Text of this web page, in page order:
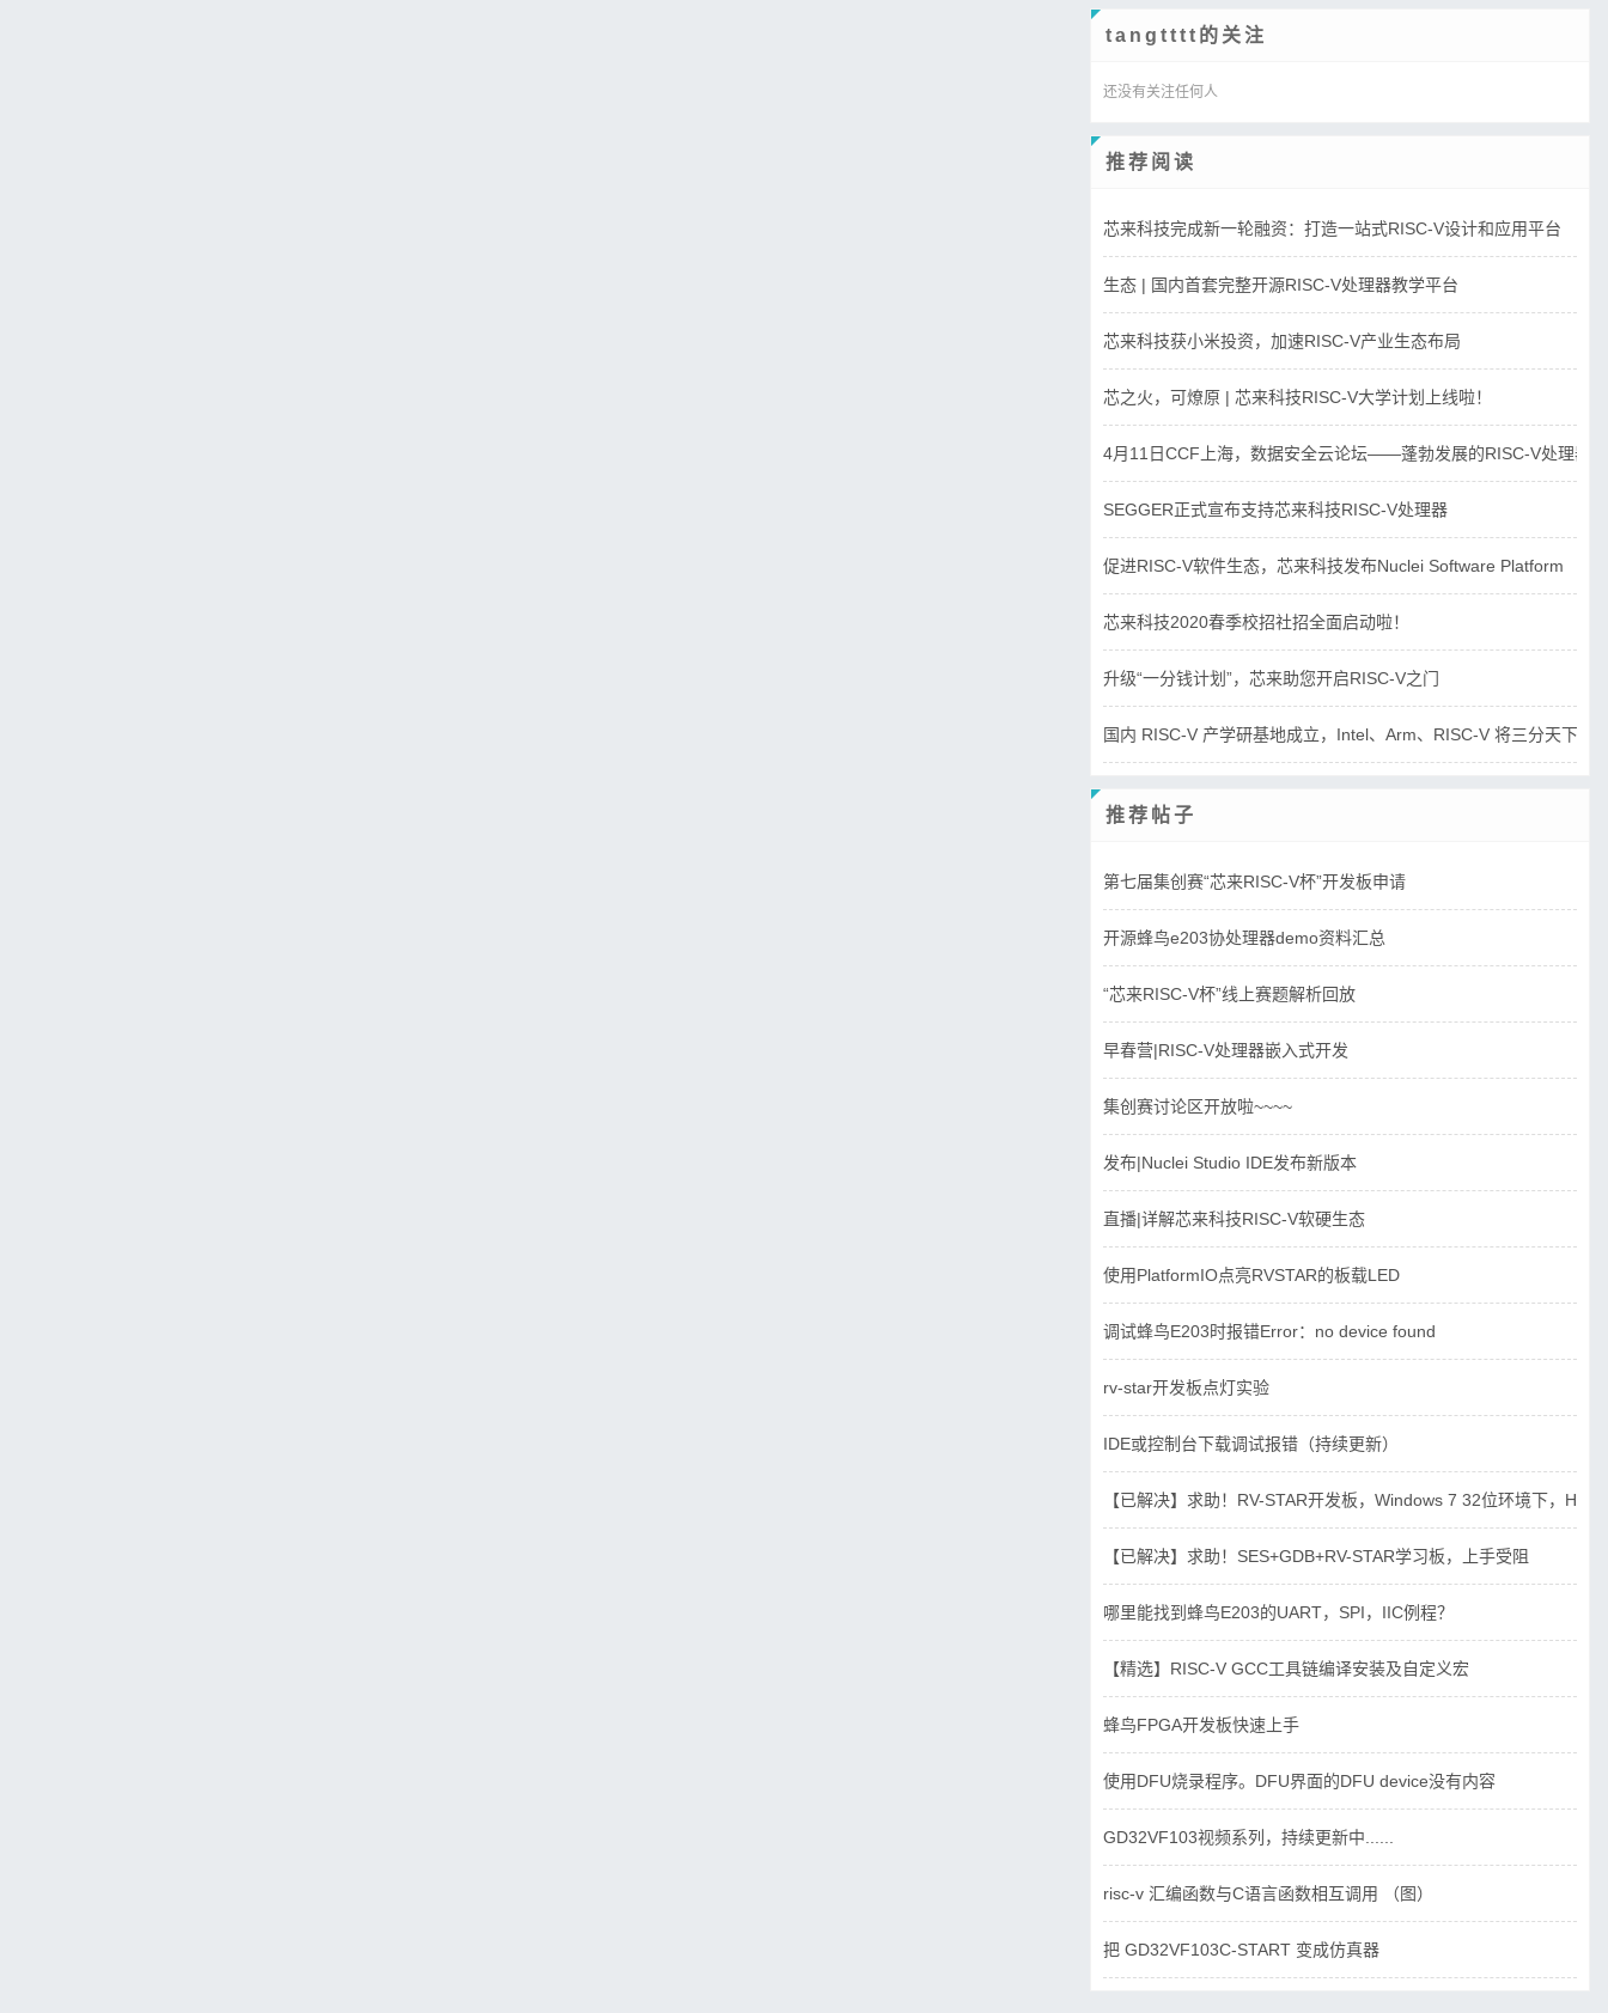
tangtttt的关注
还没有关注任何人
推荐阅读
芯来科技完成新一轮融资：打造一站式RISC-V设计和应用平台
生态 | 国内首套完整开源RISC-V处理器教学平台
芯来科技获小米投资，加速RISC-V产业生态布局
芯之火，可燎原 | 芯来科技RISC-V大学计划上线啦！
4月11日CCF上海，数据安全云论坛——蓬勃发展的RISC-V处理器
SEGGER正式宣布支持芯来科技RISC-V处理器
促进RISC-V软件生态，芯来科技发布Nuclei Software Platform
芯来科技2020春季校招社招全面启动啦！
升级“一分钱计划”，芯来助您开启RISC-V之门
国内 RISC-V 产学研基地成立，Intel、Arm、RISC-V 将三分天下？
推荐帖子
第七届集创赛“芯来RISC-V杯”开发板申请
开源蜂鸟e203协处理器demo资料汇总
“芯来RISC-V杯”线上赛题解析回放
早春营|RISC-V处理器嵌入式开发
集创赛讨论区开放啦~~~~
发布|Nuclei Studio IDE发布新版本
直播|详解芯来科技RISC-V软硬生态
使用PlatformIO点亮RVSTAR的板载LED
调试蜂鸟E203时报错Error：no device found
rv-star开发板点灯实验
IDE或控制台下载调试报错（持续更新）
【已解决】求助！RV-STAR开发板，Windows 7 32位环境下，
【已解决】求助！SES+GDB+RV-STAR学习板，上手受阻
哪里能找到蜂鸟E203的UART，SPI，IIC例程？
【精选】RISC-V GCC工具链编译安装及自定义宏
蜂鸟FPGA开发板快速上手
使用DFU烧录程序。DFU界面的DFU device没有内容
GD32VF103视频系列，持续更新中......
risc-v 汇编函数与C语言函数相互调用 （图）
把 GD32VF103C-START 变成仿真器